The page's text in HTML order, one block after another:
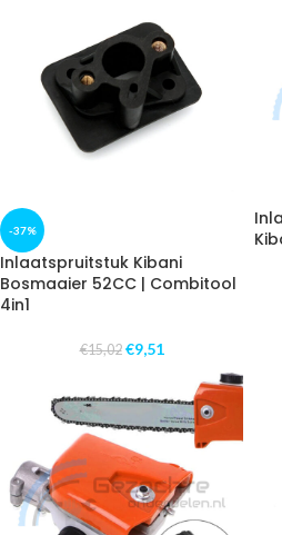
-37%
Inlaatspruitstuk Kibani
Bosmaaier 52CC | Combitool
4in1
€15,02 €9,51